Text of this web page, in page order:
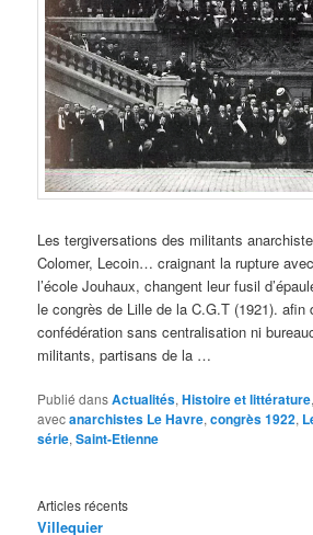
Les tergiversations des militants
Colomer, Lecoin… craignant la rupture
l’école Jouhaux, changent leur fusil
le congrès de Lille de la C.G.T (1921). afin
confédération sans centralisation ni
militants, partisans de la …
Publié dansActualités,Histoire et littérature,
avecanarchistes Le Havre,congrès 1922,
série,Saint-Etienne
Articles récents
Villequier